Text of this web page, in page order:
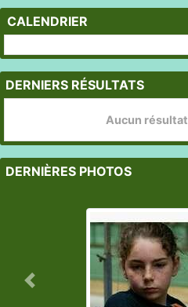
CALENDRIER
DERNIERS RÉSULTATS
Aucun
DERNIÈRES PHOTOS
Précedent